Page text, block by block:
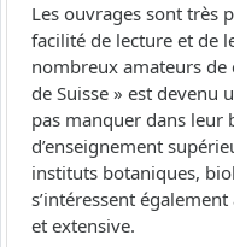
Les ouvrages sont très
facilité de lecture et de
nombreux amateurs
de Suisse » est
pas manquer dans leur
d’enseignement
instituts botaniques,
s’intéressent
et extensive.